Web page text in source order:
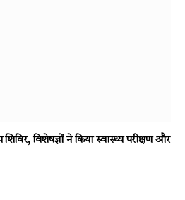
शिविर, विशेषज्ञों ने किया स्वास्थ्य परीक्षण और